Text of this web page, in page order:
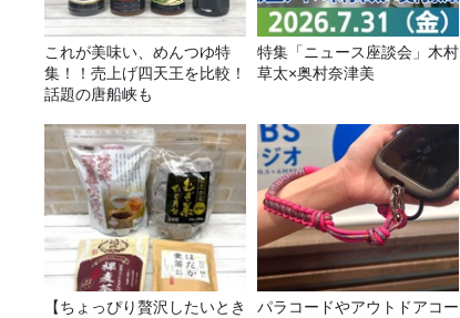
これが美味い、めんつゆ特
集！！売上げ四天王を比較！
話題の唐船峡も
特集「ニュース座談会」木村
草太×奥村奈津美
【ちょっぴり贅沢したいとき
パラコードやアウトドアコー